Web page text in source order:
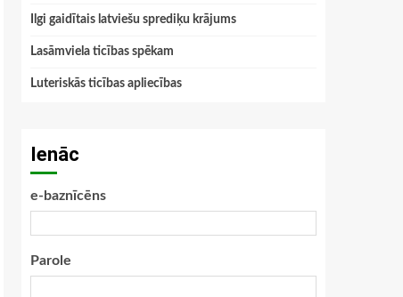
Ilgi gaidītais latviešu sprediķu krājums
Lasāmviela ticības spēkam
Luteriskās ticības apliecības
Ienāc
e-baznīcēns
Parole